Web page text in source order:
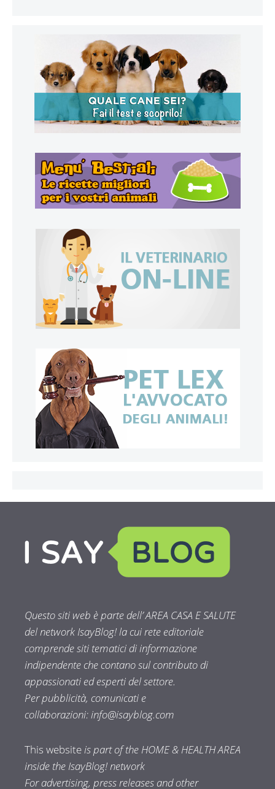
Questo siti web è parte dell’ AREA CASA E SALUTE
del network IsayBlog! la cui rete editoriale
comprende siti tematici di informazione
indipendente che contano sul contributo di
appassionati ed esperti del settore.
Per pubblicità, comunicati e
collaborazioni:info@isayblog.com
This websiteis part of the HOME & HEALTH AREA
inside the IsayBlog! network
For advertising, press releases and other